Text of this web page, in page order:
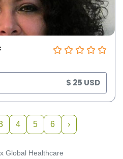
$ 25 USD
4 5 6 ›
Global Healthcare